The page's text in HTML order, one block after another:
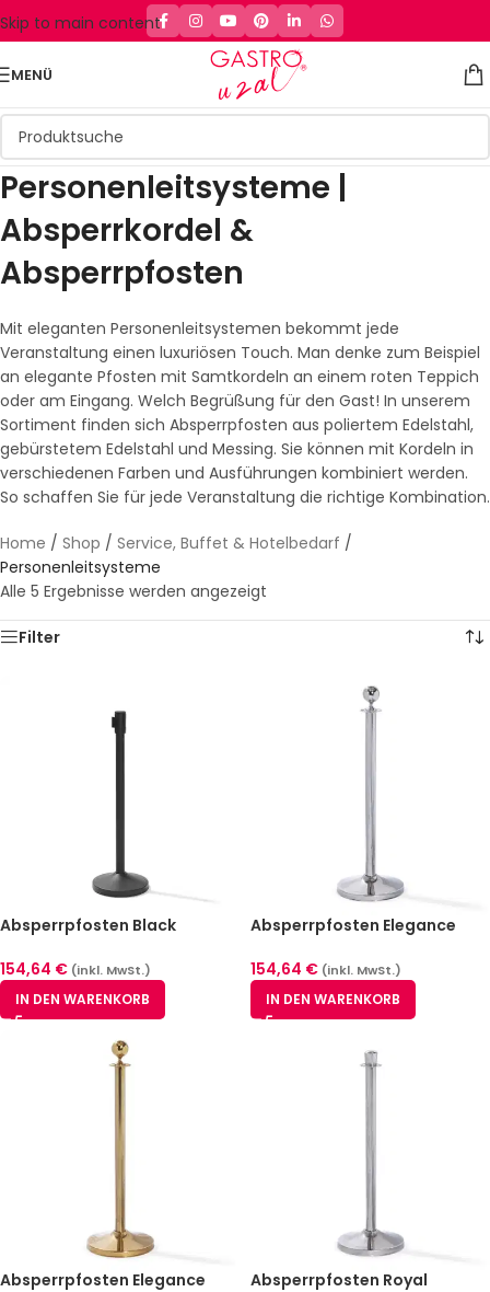
Skip to main content
MENÜ
Personenleitsysteme |
Absperrkordel &
Absperrpfosten
Mit eleganten Personenleitsystemen bekommt jede
Veranstaltung einen luxuriösen Touch. Man denke zum Beispiel
an elegante Pfosten mit Samtkordeln an einem roten Teppich
oder am Eingang. Welch Begrüßung für den Gast! In unserem
Sortiment finden sich Absperrpfosten aus poliertem Edelstahl,
gebürstetem Edelstahl und Messing. Sie können mit Kordeln in
verschiedenen Farben und Ausführungen kombiniert werden.
So schaffen Sie für jede Veranstaltung die richtige Kombination.
Home / Shop / Service, Buffet & Hotelbedarf /
Personenleitsysteme
Alle 5 Ergebnisse werden angezeigt
Filter
Absperrpfosten Black
Gurt
154,64 € (inkl. MwSt.)
IN DEN WARENKORB
Absperrpfosten Elegance
154,64 € (inkl. MwSt.)
IN DEN WARENKORB
Absperrpfosten Elegance
Absperrpfosten Royal